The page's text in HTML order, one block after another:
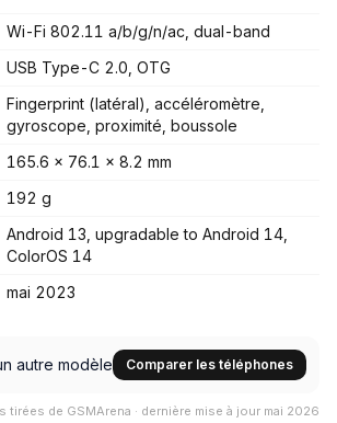
Wi-Fi 802.11 a/b/g/n/ac, dual-band
USB Type-C 2.0, OTG
Fingerprint (latéral), accéléromètre,
gyroscope, proximité, boussole
165.6 x 76.1 x 8.2 mm
192 g
Android 13, upgradable to Android 14,
ColorOS 14
mai 2023
autre modèle Comparer les téléphones
tirées de GSMArena · dernière mise à jour mai 2026